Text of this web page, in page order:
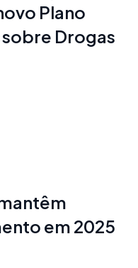
Plano
Drogas
em 2025